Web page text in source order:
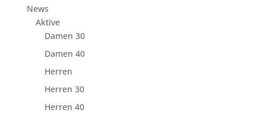
News
Aktive
Damen 30
Damen 40
Herren
Herren 30
Herren 40